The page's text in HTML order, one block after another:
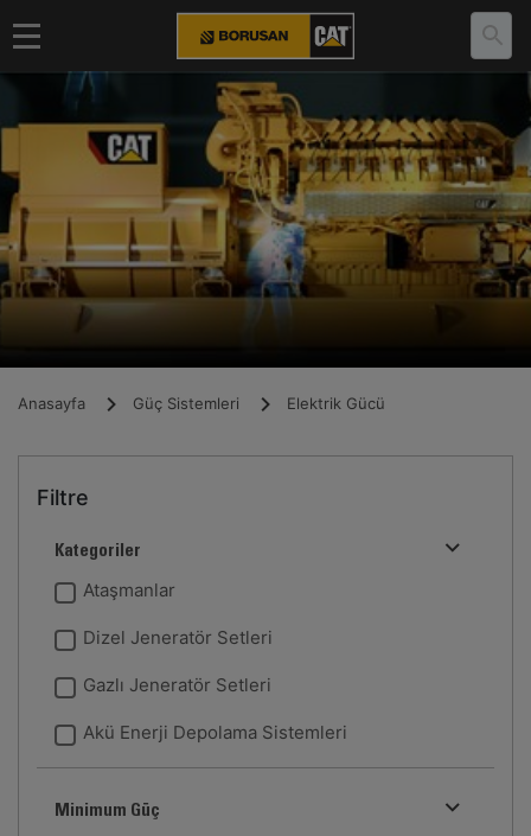
Anasayfa Güç Sistemleri Elektrik Gücü
Filtre
Kategoriler
Ataşmanlar
Dizel Jeneratör Setleri
Gazlı Jeneratör Setleri
Akü Enerji Depolama Sistemleri
Minimum Güç